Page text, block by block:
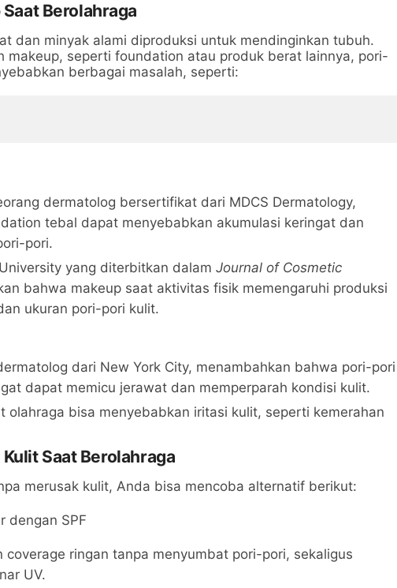
Berolahraga
dan minyak alami diproduksi untuk mendinginkan tubuh.
makeup, seperti foundation atau produk berat lainnya, pori-
berbagai masalah, seperti:
dermatolog bersertifikat dari MDCS Dermatology,
tebal dapat menyebabkan akumulasi keringat dan
pori.
yang diterbitkan dalam Journal of Cosmetic
bahwa makeup saat aktivitas fisik memengaruhi produksi
ukuran pori-pori kulit.
dari New York City, menambahkan bahwa pori-pori
dapat memicu jerawat dan memperparah kondisi kulit.
olahraga bisa menyebabkan iritasi kulit, seperti kemerahan
Saat Berolahraga
merusak kulit, Anda bisa mencoba alternatif berikut:
dengan SPF
coverage ringan tanpa menyumbat pori-pori, sekaligus
UV.